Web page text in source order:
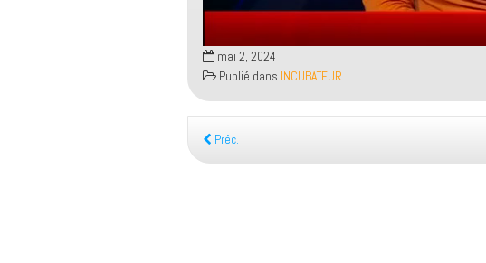
mai 2, 2024
Publié dans INCUBATEUR
Préc.